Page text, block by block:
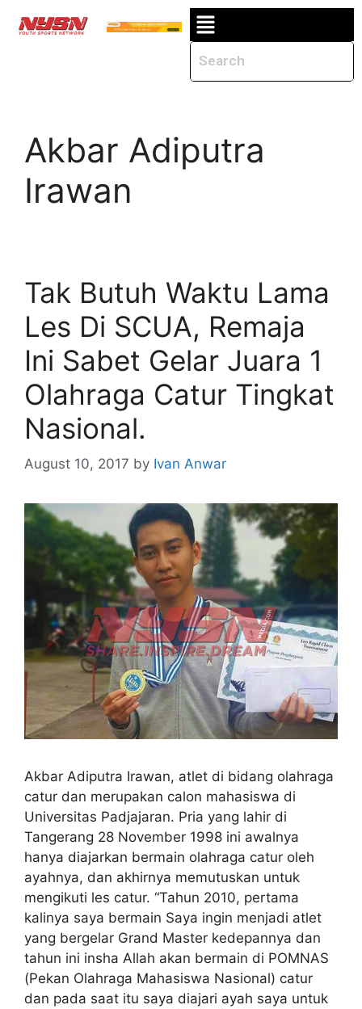
Akbar Adiputra
Irawan
Tak Butuh Waktu Lama
Les Di SCUA, Remaja
Ini Sabet Gelar Juara 1
Olahraga Catur Tingkat
Nasional.
August 10, 2017 by Ivan Anwar
Akbar Adiputra Irawan, atlet di bidang olahraga
catur dan merupakan calon mahasiswa di
Universitas Padjajaran. Pria yang lahir di
Tangerang 28 November 1998 ini awalnya
hanya diajarkan bermain olahraga catur oleh
ayahnya, dan akhirnya memutuskan untuk
mengikuti les catur. “Tahun 2010, pertama
kalinya saya bermain Saya ingin menjadi atlet
yang bergelar Grand Master kedepannya dan
tahun ini insha Allah akan bermain di POMNAS
(Pekan Olahraga Mahasiswa Nasional) catur
dan pada saat itu saya diajari ayah saya untuk